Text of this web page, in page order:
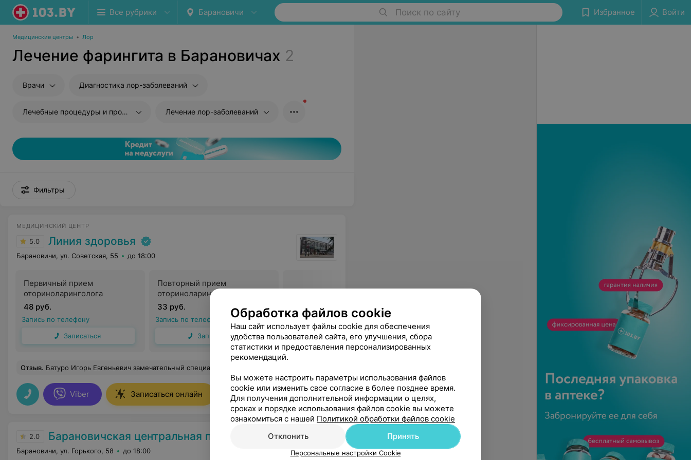
Все рубрики Барановичи Поиск по сайту Избранное Войти
Медицинские центры • Лор
Лечение фарингита в Барановичах 2
Врачи Диагностика лор-заболеваний
Лечебные процедуры и промывания Лечение лор-заболеваний
Фильтры
МЕДИЦИНСКИЙ ЦЕНТР
5.0 Линия здоровья
Барановичи, ул. Советская, 55 до 18:00
Первичный прием
оториноларинголога
48 руб.
Запись по телефону
Записаться
Повторный прием
оториноларинголога
33 руб.
Запись по телефону
Записаться
Все цены
Отзыв. Батуро Игорь Евгеньевич замечательный специалист! Очень внимательный, вежливый и грамотный доктор. На приеме помог мне, все подробно объяснил и ответил на все мои вопросы. Спасибо!
Viber Записаться онлайн Отзывы54
2.0 Барановичская центральная поликлиника
Барановичи, ул. Горького, 58 до 18:00
Обработка файлов cookie
Наш сайт использует файлы cookie для обеспечения
удобства пользователей сайта, его улучшения, сбора
статистики и предоставления персонализированных
рекомендаций.
Вы можете настроить параметры использования файлов
cookie или изменить свое согласие в более позднее время.
Для получения дополнительной информации о целях,
сроках и порядке использования файлов cookie вы можете
ознакомиться с нашей Политикой обработки файлов cookie
Отклонить
Принять
Персональные настройки Cookie